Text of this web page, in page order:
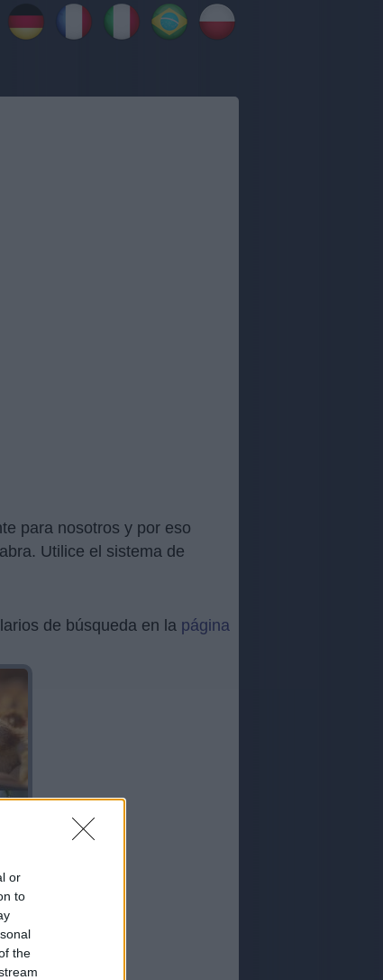
or
to
the
para nosotros y por eso
Utilice el sistema de
de búsqueda en la página